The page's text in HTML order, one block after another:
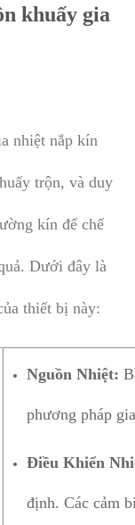
khuấy gia
nhiệt nắp kín
trộn, và duy
kín để chế
Dưới đây là
thiết bị này:
Nguồn Nhiệt:
phương pháp
Điều Khiển
định. Các cảm